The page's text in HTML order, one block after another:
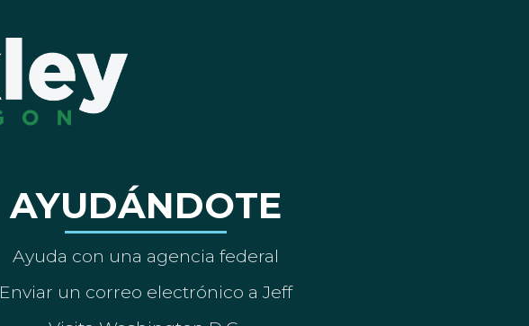
AYUDÁNDOTE
Ayuda con una agencia federal
Enviar un correo electrónico a Jeff